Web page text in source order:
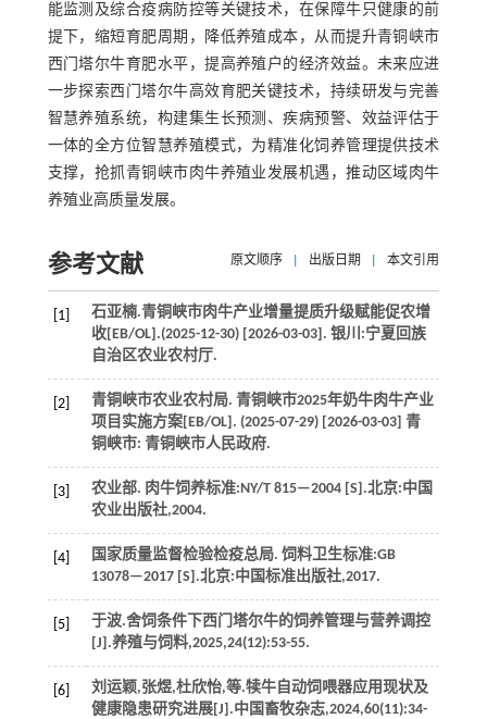
能监测及综合疫病防控等关键技术，在保障牛只健康的前
提下，缩短育肥周期，降低养殖成本，从而提升青铜峡市
西门塔尔牛育肥水平，提高养殖户的经济效益。未来应进
一步探索西门塔尔牛高效育肥关键技术，持续研发与完善
智慧养殖系统，构建集生长预测、疾病预警、效益评估于
一体的全方位智慧养殖模式，为精准化饲养管理提供技术
支撑，抢抓青铜峡市肉牛养殖业发展机遇，推动区域肉牛
养殖业高质量发展。
参考文献 原文顺序 出版日期 本文引用
[1]
石亚楠.青铜峡市肉牛产业增量提质升级赋能促农增
收[EB/OL].(2025-12-30) [2026-03-03]. 银川:宁夏回族
自治区农业农村厅.
[2]
青铜峡市农业农村局. 青铜峡市2025年奶牛肉牛产业
项目实施方案[EB/OL]. (2025-07-29) [2026-03-03] 青
铜峡市: 青铜峡市人民政府.
[3] 农业部. 肉牛饲养标准:NY/T 815—2004 [S].北京:中国
农业出版社,2004.
[4] 国家质量监督检验检疫总局. 饲料卫生标准:GB
13078—2017 [S].北京:中国标准出版社,2017.
[5]
于波.舍饲条件下西门塔尔牛的饲养管理与营养调控
[J].养殖与饲料,2025,24(12):53-55.
[6] 刘运颖,张煜,杜欣怡,等.犊牛自动饲喂器应用现状及
健康隐患研究进展[J].中国畜牧杂志,2024,60(11):34-